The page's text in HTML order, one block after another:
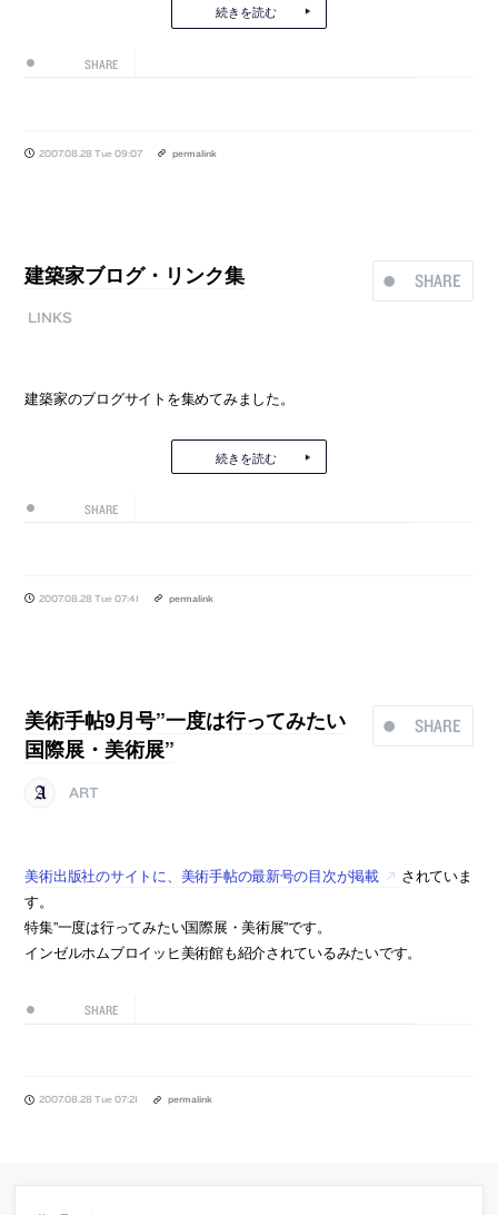
続きを読む
SHARE
2007.08.28 Tue 09:07 permalink
SHARE
建築家ブログ・リンク集
LINKS
建築家のブログサイトを集めてみました。
続きを読む
SHARE
2007.08.28 Tue 07:41 permalink
SHARE
美術手帖9月号”一度は行ってみたい
国際展・美術展”
ART
美術出版社のサイトに、美術手帖の最新号の目次が掲載
されていま
す。
特集”一度は行ってみたい国際展・美術展”です。
インゼルホムブロイッヒ美術館も紹介されているみたいです。
SHARE
2007.08.28 Tue 07:21 permalink